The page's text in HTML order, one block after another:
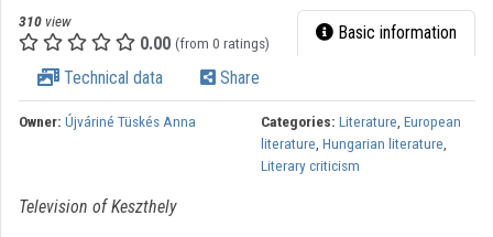
Categories
Organizations
310 view
0.00 (from 0 ratings) Basic information
Technical data Share
Owner: Újváriné Tüskés Anna Categories: Literature, European
literature, Hungarian literature,
Literary criticism
Television of Keszthely